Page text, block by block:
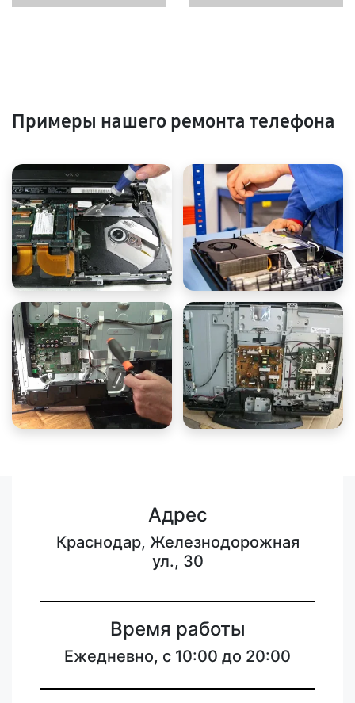
Примеры нашего ремонта телефона
Адрес
Краснодар, Железнодорожная
ул., 30
Время работы
Ежедневно, с 10:00 до 20:00